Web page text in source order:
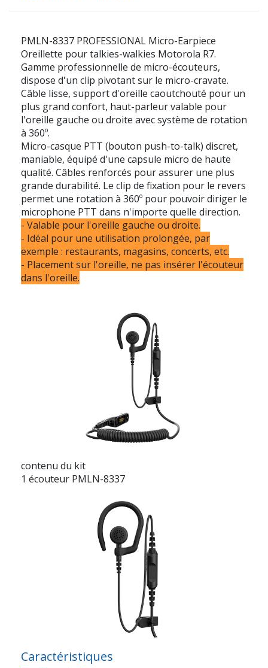
PMLN-8337 PROFESSIONAL Micro-Earpiece
Oreillette pour talkies-walkies Motorola R7.
Gamme professionnelle de micro-écouteurs,
dispose d'un clip pivotant sur le micro-cravate.
Câble lisse, support d'oreille caoutchouté pour un
plus grand confort, haut-parleur valable pour
l'oreille gauche ou droite avec système de rotation
à 360º.
Micro-casque PTT (bouton push-to-talk) discret,
maniable, équipé d'une capsule micro de haute
qualité. Câbles renforcés pour assurer une plus
grande durabilité. Le clip de fixation pour le revers
permet une rotation à 360º pour pouvoir diriger le
microphone PTT dans n'importe quelle direction.
- Valable pour l'oreille gauche ou droite.
- Idéal pour une utilisation prolongée, par
exemple : restaurants, magasins, concerts, etc.
- Placement sur l'oreille, ne pas insérer l'écouteur
dans l'oreille.
contenu du kit
1 écouteur PMLN-8337
Caractéristiques